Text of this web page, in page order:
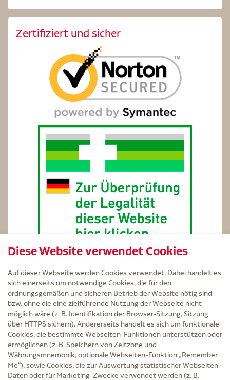
Zertifiziert und sicher
Service
Versand und Lieferzeit
Kontakt
FAQ
AGB
Cookie-Einstellungen
Datenschutz
Erklärung zur Barrierefreiheit
Diese Website verwendet Cookies
Auf dieser Webseite werden Cookies verwendet. Dabei handelt es
sich einerseits um notwendige Cookies, die für den
ordnungsgemäßen und sicheren Betrieb der Website nötig sind
bzw. ohne die eine zielführende Nutzung der Webseite nicht
möglich wäre (z. B. Identifikation der Browser-Sitzung, Sitzung
über HTTPS sichern). Andererseits handelt es sich um funktionale
Cookies, die bestimmte Webseiten-Funktionen unterstützen oder
ermöglichen (z. B. Speichern von Zeitzone und
Währungsmnemonik, optionale Webseiten-Funktion „Remember
Me“), sowie Cookies, die zur Auswertung statistischer Webseiten-
Daten oder für Marketing-Zwecke verwendet werden (z. B.